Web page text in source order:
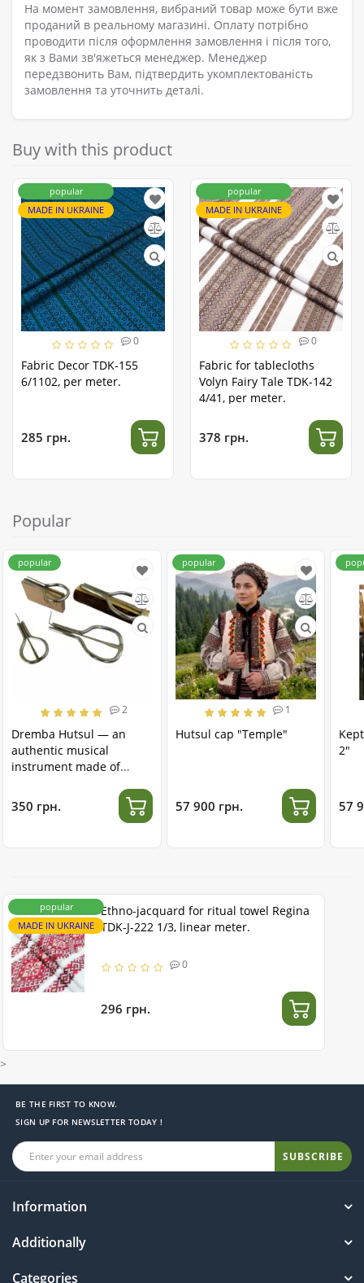
На момент замовлення, вибраний товар може бути вже
проданий в реальному магазині. Оплату потрібно
проводити після оформлення замовлення і після того,
як з Вами зв'яжеться менеджер. Менеджер
передзвонить Вам, підтвердить укомплектованість
замовлення та уточнить деталі.
Buy with this product
popular
MADE IN UKRAINE
0
Fabric Decor TDK-155
6/1102, per meter.
285 грн.
popular
MADE IN UKRAINE
0
Fabric for tablecloths
Volyn Fairy Tale TDK-142
4/41, per meter.
378 грн.
Popular
popular
2
Dremba Hutsul — an
authentic musical
instrument made of
350 грн.
popular
1
Hutsul cap "Temple"
57 900 грн.
2"
57
popular
MADE IN UKRAINE
Ethno-jacquard for ritual towel Regina
TDK-J-222 1/3, linear meter.
0
296 грн.
>
BE THE FIRST TO KNOW.
SIGN UP FOR NEWSLETTER TODAY !
SUBSCRIBE
Information
Additionally
Categories